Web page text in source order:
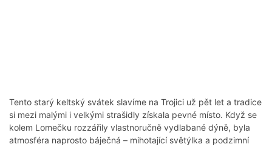
Tento starý keltský svátek slavíme na Trojici už pět let a tradice
si mezi malými i velkými strašidly získala pevné místo. Když se
kolem Lomečku rozzářily vlastnoručně vydlabané dýně, byla
atmosféra naprosto báječná – mihotající světýlka a podzimní